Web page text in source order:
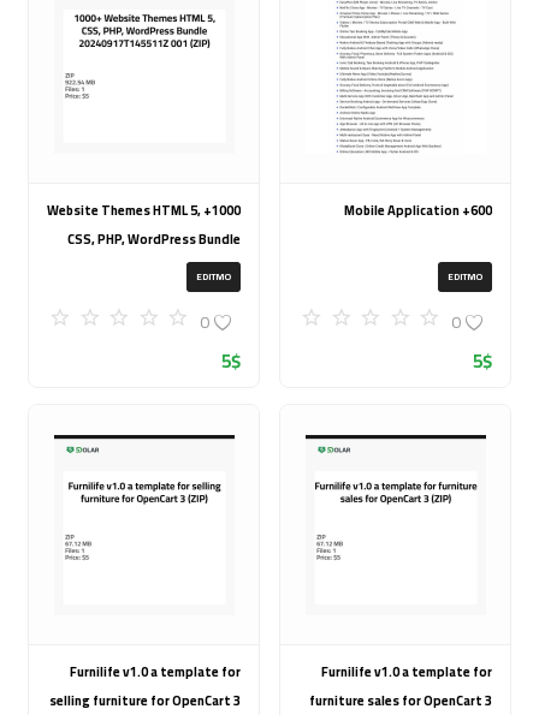
600+ Mobile Application
EDITMO
0
5$
1000+ Website Themes HTML 5,
CSS, PHP, WordPress Bundle
20240917T145511Z 001 (ZIP)
EDITMO
0
5$
Furnilife v1.0 a template for
furniture sales for OpenCart 3
Furnilife v1.0 a template for
selling furniture for OpenCart 3